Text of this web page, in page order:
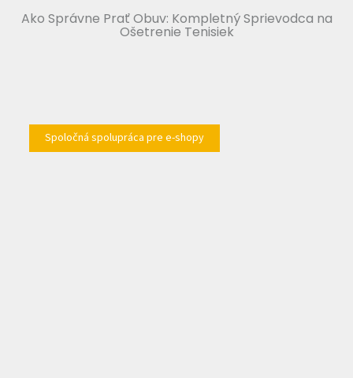
Ako Správne Prať Obuv: Kompletný Sprievodca na
Ošetrenie Tenisiek
Spoločná spolupráca pre e-shopy